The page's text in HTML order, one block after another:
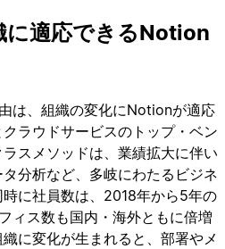
に適応できるNotion
は、組織の変化にNotionが適応
ラウドサービスのトップ・ベン
スメソッドは、業績拡大に伴い
分析など、多岐にわたるビジネ
に社員数は、2018年から5年の
ィス数も国内・海外ともに倍増
に変化が生まれると、部署やメ